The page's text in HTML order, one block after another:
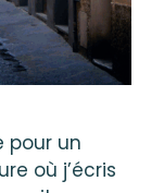
pour un
où j’écris